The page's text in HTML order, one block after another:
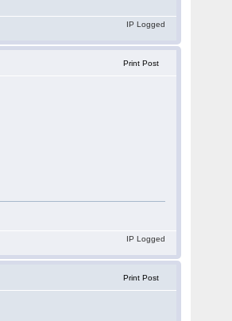
IP Logged
Print Post
IP Logged
Print Post